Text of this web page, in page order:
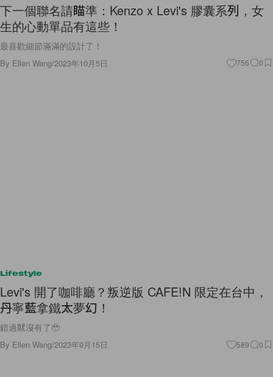
下一個聯名請瞄準：Kenzo x Levi's 膠囊系列，女
生的心動單品有這些！
最喜歡細節滿滿的設計了！
By Ellen Wang/2023年10月5日 756 0
Lifestyle
Levi's 開了咖啡廳？叛逆版 CAFE!N 限定在台中，
丹寧藍拿鐵太夢幻！
錯過就沒有了🥹
By Ellen Wang/2023年9月15日 589 0